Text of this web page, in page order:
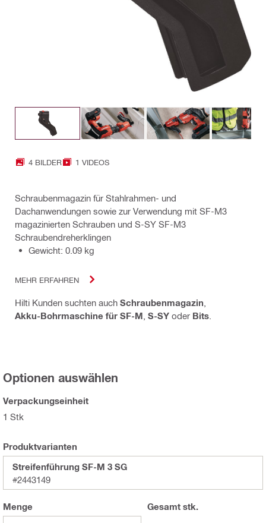
4 BILDER 1 VIDEOS
Schraubenmagazin für Stahlrahmen- und
Dachanwendungen sowie zur Verwendung mit SF-M3
magazinierten Schrauben und S-SY SF-M3
Schraubendreherklingen
Gewicht: 0.09 kg
MEHR ERFAHREN
Hilti Kunden suchten auch Schraubenmagazin
Akku-Bohrmaschine für SF-M S-SY oder Bits
Optionen auswählen
Verpackungseinheit
1 Stk
Produktvarianten
Streifenführung SF-M 3 SG
#2443149
Menge Gesamtstk.